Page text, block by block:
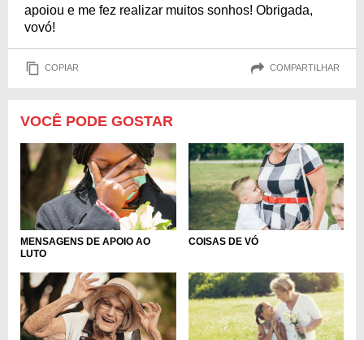
apoiou e me fez realizar muitos sonhos! Obrigada,
vovó!
COPIAR COMPARTILHAR
VOCÊ PODE GOSTAR
MENSAGENS DE APOIO AO
LUTO
COISAS DE VÓ